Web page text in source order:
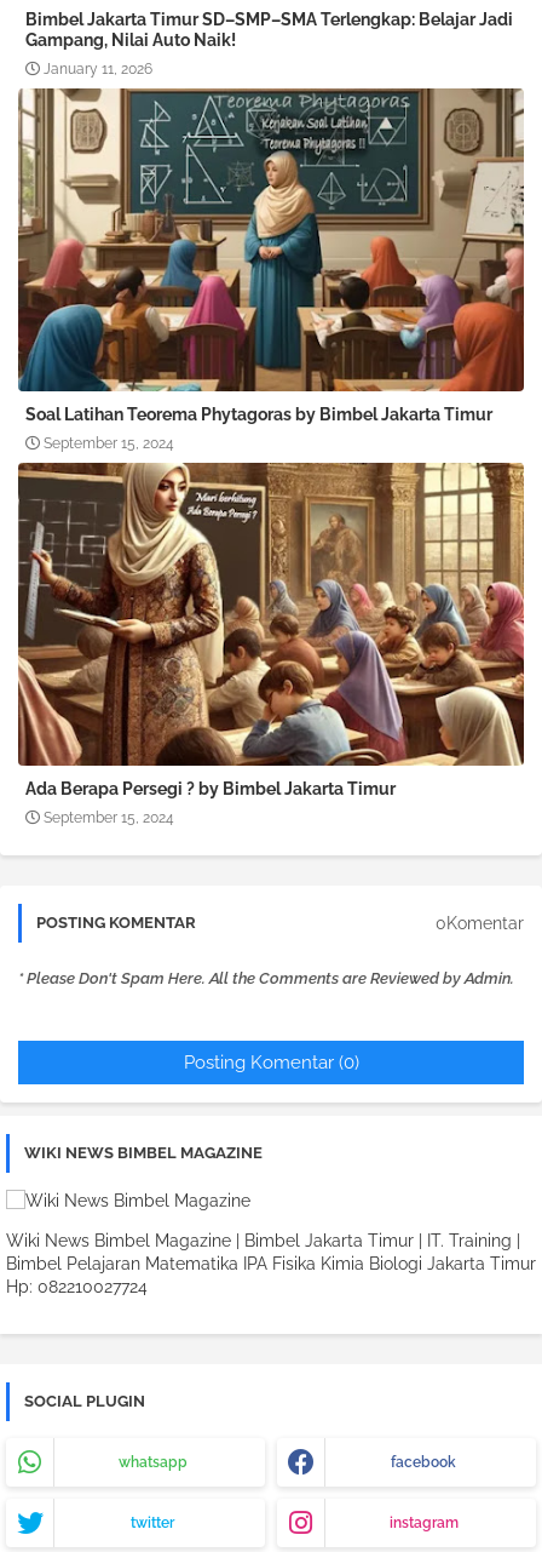
Bimbel Jakarta Timur SD–SMP–SMA Terlengkap: Belajar Jadi
Gampang, Nilai Auto Naik!
January 11, 2026
Soal Latihan Teorema Phytagoras by Bimbel Jakarta Timur
September 15, 2024
Ada Berapa Persegi ? by Bimbel Jakarta Timur
September 15, 2024
POSTING KOMENTAR 0Komentar
* Please Don't Spam Here. All the Comments are Reviewed by Admin.
Posting Komentar (0)
WIKI NEWS BIMBEL MAGAZINE
Wiki News Bimbel Magazine | Bimbel Jakarta Timur | IT. Training |
Bimbel Pelajaran Matematika IPA Fisika Kimia Biologi Jakarta Timur
Hp: 082210027724
SOCIAL PLUGIN
whatsapp facebook
twitter instagram